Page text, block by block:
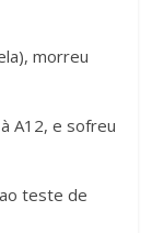
morreu
A12, e sofreu
teste de